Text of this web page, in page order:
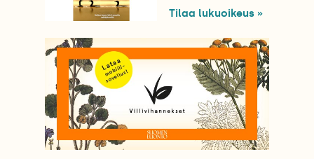
Tilaa lukuoikeus »